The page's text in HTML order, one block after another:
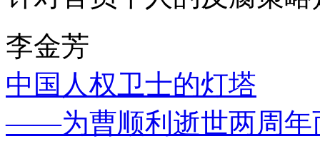
李金芳
中国人权卫士的灯塔
——为曹顺利逝世两周年